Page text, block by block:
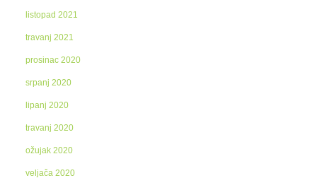
listopad 2021
travanj 2021
prosinac 2020
srpanj 2020
lipanj 2020
travanj 2020
ožujak 2020
veljača 2020